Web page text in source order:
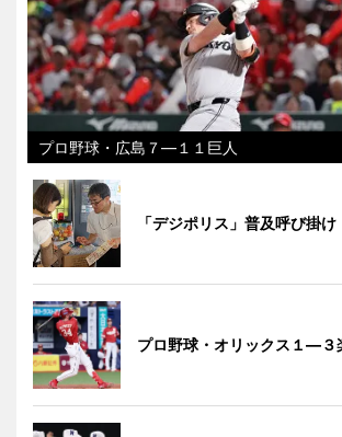
プロ野球・広島７―１１巨人
「デジポリス」普及呼び掛け
プロ野球・オリックス１―３